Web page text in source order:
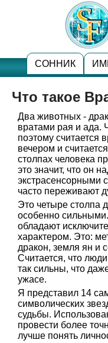
СОННИК
Что такое
Два животных -
вратами рая и ада.
поэтому считается
вечером и
столпах человека
это значит, что он
экстрасенсорными
часто переживают
Это четыре столпа
особенно
обладают
характером. Это:
дракон, земля ян и
Считается, что
так сильны, что
ужасе.
Я представил 14
символических
судьбы.
провести более
лучше понять